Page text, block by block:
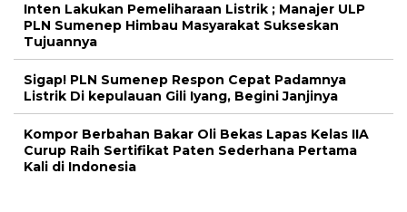
Inten Lakukan Pemeliharaan Listrik ; Manajer ULP
PLN Sumenep Himbau Masyarakat Sukseskan
Tujuannya
Sigap! PLN Sumenep Respon Cepat Padamnya
Listrik Di kepulauan Gili Iyang, Begini Janjinya
Kompor Berbahan Bakar Oli Bekas Lapas Kelas IIA
Curup Raih Sertifikat Paten Sederhana Pertama
Kali di Indonesia